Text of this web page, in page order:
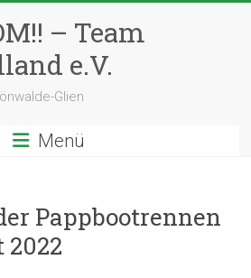
– Team
e.V.
Glien
Menü
Pappbootrennen
2022